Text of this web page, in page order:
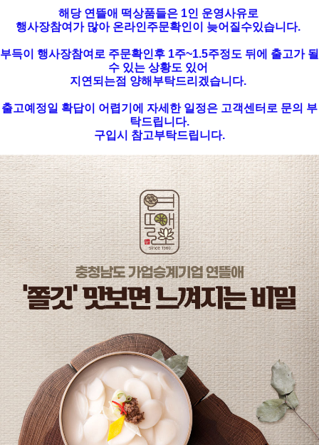
해당 연뜰애 떡상품들은 1인 운영사유로
행사장참여가 많아 온라인주문확인이 늦어질수있습니다.
부득이 행사장참여로 주문확인후 1주~1.5주정도 뒤에 출고가 될
수 있는 상황도 있어
지연되는점 양해부탁드리겠습니다.
출고예정일 확답이 어렵기에 자세한 일정은 고객센터로 문의 부
탁드립니다.
구입시 참고부탁드립니다.